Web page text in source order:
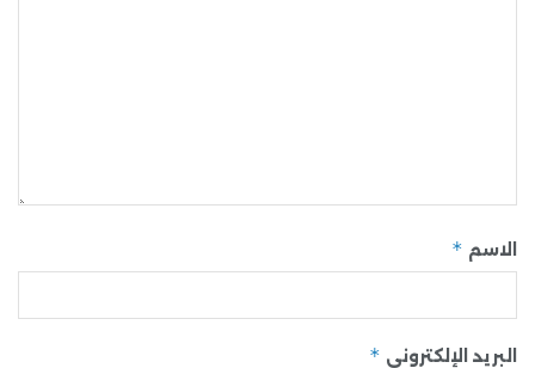
الاسم *
البريد الإلكتروني *